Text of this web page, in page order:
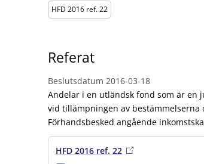
HFD 2016 ref. 22
Referat
Beslutsdatum 2016-03-18
Andelar i en utländsk fond som är en
vid tillämpningen av
Förhandsbesked angående
HFD 2016 ref. 22